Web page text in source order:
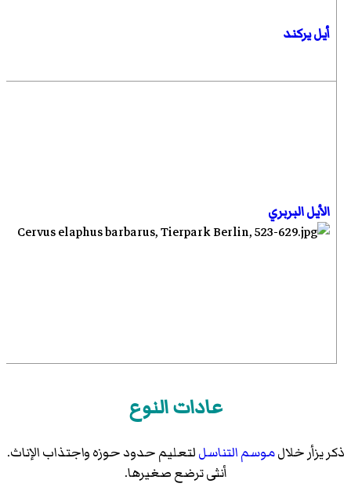
أيل يركند
الأيل البربري
عادات النوع
ذكر يزأر خلالموسم التناسللتعليم حدود حوزه واجتذاب الإناث.
أنثى ترضع صغيرها.